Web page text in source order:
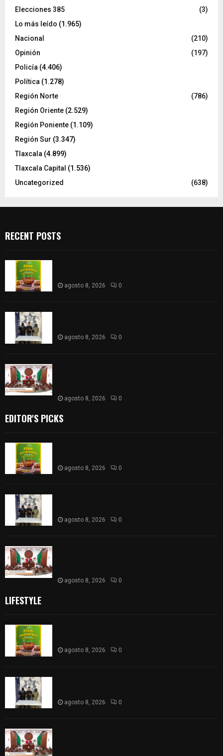
Elecciones 385
(3)
Lo más leído (1.965)
Nacional
(210)
Opinión
(197)
Policía (4.406)
Política (1.278)
Región Norte
(786)
Región Oriente (2.529)
Región Poniente (1.109)
Región Sur (3.347)
Tlaxcala (4.899)
Tlaxcala Capital (1.536)
Uncategorized
(638)
RECENT POSTS
agosto 8, 2026 0
agosto 8, 2026 0
agosto 8, 2026 0
EDITOR'S PICKS
agosto 8, 2026 0
agosto 8, 2026 0
agosto 8, 2026 0
LIFESTYLE
agosto 8, 2026 0
agosto 8, 2026 0